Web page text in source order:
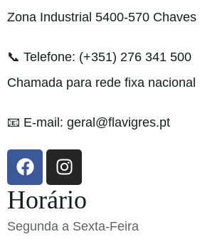
Zona Industrial 5400-570 Chaves
📞 Telefone: (+351) 276 341 500
Chamada para rede fixa nacional
📧 E-mail: geral@flavigres.pt
Horário
Segunda a Sexta-Feira